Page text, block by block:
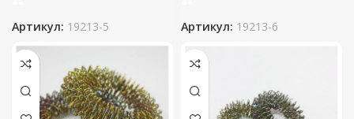
Артикул: 19213-5 Артикул: 19213-6